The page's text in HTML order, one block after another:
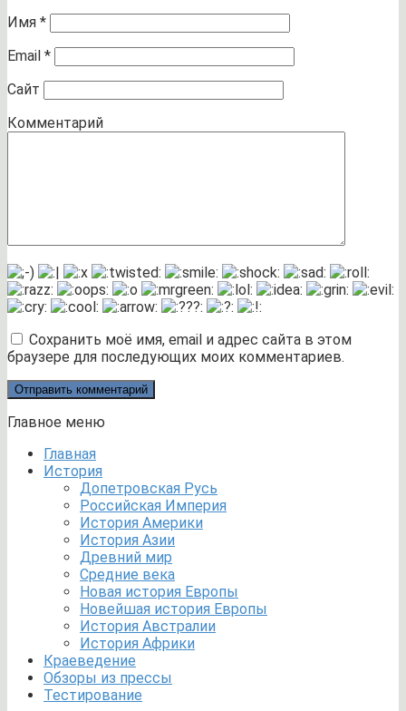
Имя *
Email *
Сайт
Комментарий
Сохранить моё имя, email и адрес сайта в этом
браузере для последующих моих комментариев.
Главное меню
Главная
История
Допетровская Русь
Российская Империя
История Америки
История Азии
Древний мир
Средние века
Новая история Европы
Новейшая история Европы
История Австралии
История Африки
Краеведение
Обзоры из прессы
Тестирование